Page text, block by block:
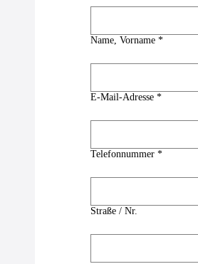
Name, Vorname *
E-Mail-Adresse *
Telefonnummer *
Straße / Nr.